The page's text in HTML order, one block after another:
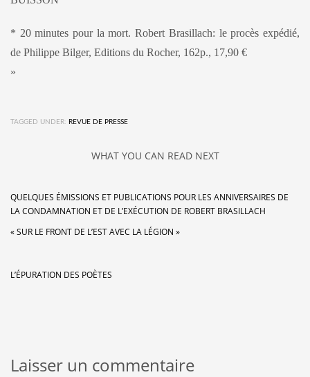
* 20 minutes pour la mort. Robert Brasillach: le procès expédié,
de Philippe Bilger, Editions du Rocher, 162p., 17,90 €
»
TAGGED UNDER: REVUE DE PRESSE
WHAT YOU CAN READ NEXT
QUELQUES ÉMISSIONS ET PUBLICATIONS POUR LES ANNIVERSAIRES DE
LA CONDAMNATION ET DE L’EXÉCUTION DE ROBERT BRASILLACH
« SUR LE FRONT DE L’EST AVEC LA LÉGION »
L’ÉPURATION DES POÈTES
Laisser un commentaire